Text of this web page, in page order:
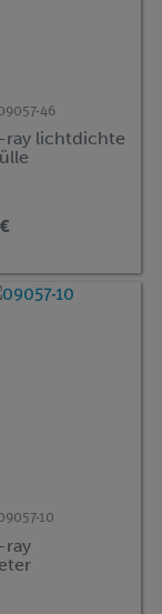
46
ray lichtdichte
10
ray